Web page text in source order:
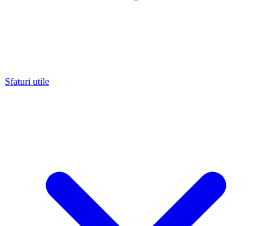
Sfaturi utile